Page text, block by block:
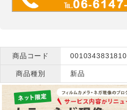
商品コード 0010343831810
商品種別 新品